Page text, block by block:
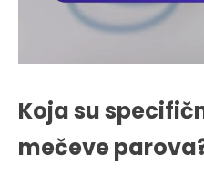
Koja su
mečeve